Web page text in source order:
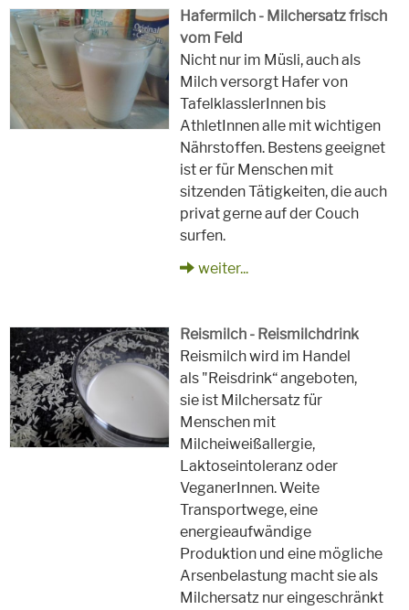
Hafermilch - Milchersatz frisch
vom Feld
Nicht nur im Müsli, auch als
Milch versorgt Hafer von
TafelklasslerInnen bis
AthletInnen alle mit wichtigen
Nährstoffen. Bestens geeignet
ist er für Menschen mit
sitzenden Tätigkeiten, die auch
privat gerne auf der Couch
surfen.
weiter...
Reismilch - Reismilchdrink
Reismilch wird im Handel
als "Reisdrink“ angeboten,
sie ist Milchersatz für
Menschen mit
Milcheiweißallergie,
Laktoseintoleranz oder
VeganerInnen. Weite
Transportwege, eine
energieaufwändige
Produktion und eine mögliche
Arsenbelastung macht sie als
Milchersatz nur eingeschränkt